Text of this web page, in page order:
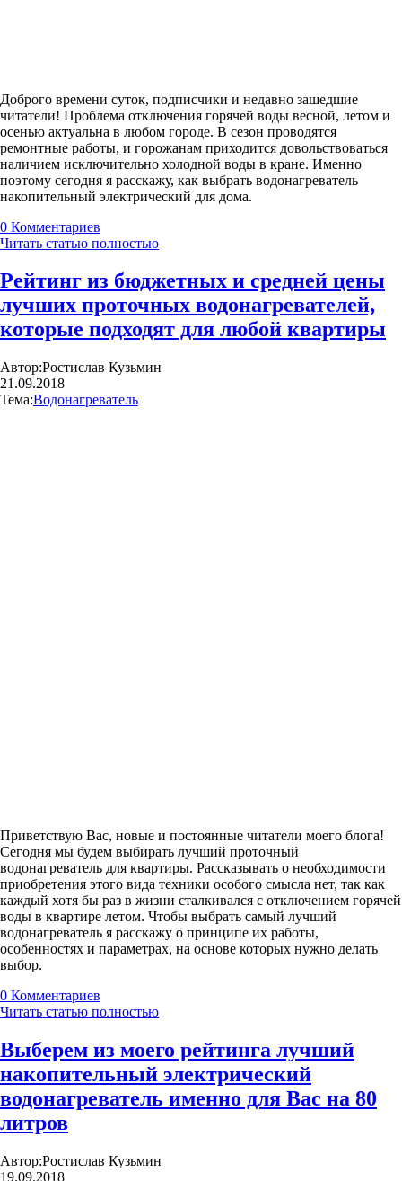
Доброго времени суток, подписчики и недавно зашедшие
читатели! Проблема отключения горячей воды весной, летом и
осенью актуальна в любом городе. В сезон проводятся
ремонтные работы, и горожанам приходится довольствоваться
наличием исключительно холодной воды в кране. Именно
поэтому сегодня я расскажу, как выбрать водонагреватель
накопительный электрический для дома.
0 Комментариев
Читать статью полностью
Рейтинг из бюджетных и средней цены
лучших проточных водонагревателей,
которые подходят для любой квартиры
Автор:Ростислав Кузьмин
21.09.2018
Тема:Водонагреватель
Приветствую Вас, новые и постоянные читатели моего блога!
Сегодня мы будем выбирать лучший проточный
водонагреватель для квартиры. Рассказывать о необходимости
приобретения этого вида техники особого смысла нет, так как
каждый хотя бы раз в жизни сталкивался с отключением горячей
воды в квартире летом. Чтобы выбрать самый лучший
водонагреватель я расскажу о принципе их работы,
особенностях и параметрах, на основе которых нужно делать
выбор.
0 Комментариев
Читать статью полностью
Выберем из моего рейтинга лучший
накопительный электрический
водонагреватель именно для Вас на 80
литров
Автор:Ростислав Кузьмин
19.09.2018